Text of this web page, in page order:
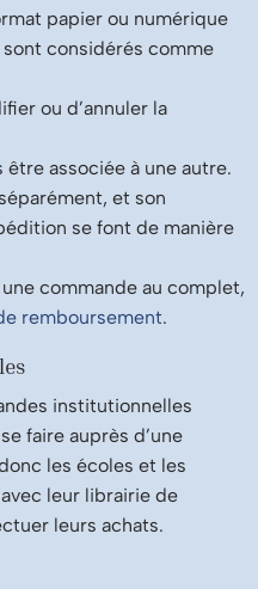
papier ou numérique
considérés comme
ou d’annuler la
associée à une autre.
et son
se font de manière
commande au complet,
remboursement.
institutionnelles
faire auprès d’une
les écoles et les
leur librairie de
leurs achats.